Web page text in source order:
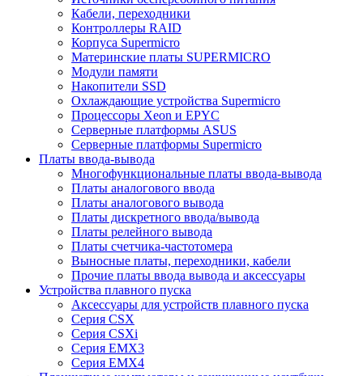
Кабели, переходники
Контроллеры RAID
Корпуса Supermicro
Материнские платы SUPERMICRO
Модули памяти
Накопители SSD
Охлаждающие устройства Supermicro
Процессоры Xeon и EPYC
Серверные платформы ASUS
Серверные платформы Supermicro
Платы ввода-вывода
Многофункциональные платы ввода-вывода
Платы аналогового ввода
Платы аналогового вывода
Платы дискретного ввода/вывода
Платы релейного вывода
Платы счетчика-частотомера
Выносные платы, переходники, кабели
Прочие платы ввода вывода и аксессуары
Устройства плавного пуска
Аксессуары для устройств плавного пуска
Серия CSX
Серия CSXi
Серия EMX3
Серия EMX4